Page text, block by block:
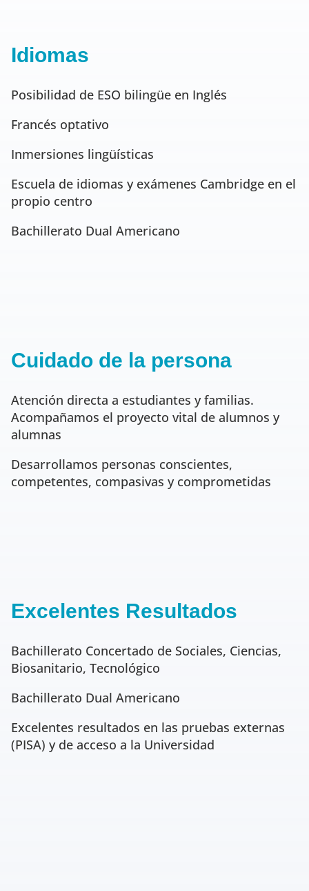
Idiomas
Posibilidad de ESO bilingüe en Inglés
Francés optativo
Inmersiones lingüísticas
Escuela de idiomas y exámenes Cambridge en el
propio centro
Bachillerato Dual Americano
Cuidado de la persona
Atención directa a estudiantes y familias.
Acompañamos el proyecto vital de alumnos y
alumnas
Desarrollamos personas conscientes,
competentes, compasivas y comprometidas
Excelentes Resultados
Bachillerato Concertado de Sociales, Ciencias,
Biosanitario, Tecnológico
Bachillerato Dual Americano
Excelentes resultados en las pruebas externas
(PISA) y de acceso a la Universidad